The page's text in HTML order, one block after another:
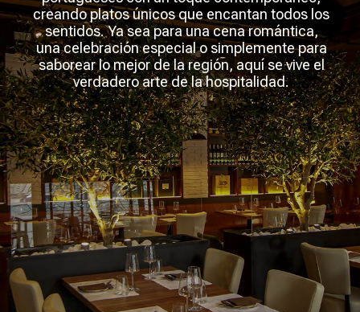
creando platos únicos que encantan todos los
sentidos. Ya sea para una cena romántica,
una celebración especial o simplemente para
saborear lo mejor de la región, aquí se vive el
verdadero arte de la hospitalidad.